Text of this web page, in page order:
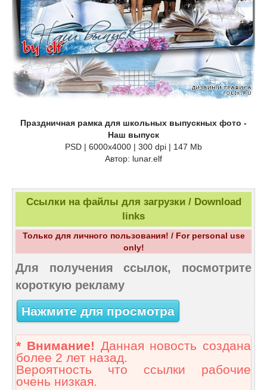
Праздничная рамка для школьных выпускных фото -
Наш выпуск
PSD | 6000х4000 | 300 dpi | 147 Mb
Автор: lunar.elf
Ссылки на файлы для загрузки / Download
links
Только для личного пользования! / For personal use
only!
Для получения ссылок, посмотрите
короткую рекламу
Нажмите для просмотра
* Внимание! Данная новость создана
более 2 лет назад.
Вероятность что ссылки рабочие
очень низкая.